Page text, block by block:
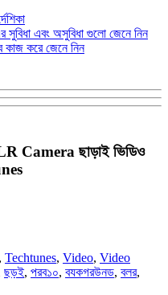
এবং অসুবিধা গুলো জেনে নিন
কাজ করে জেনে নিন
Camera ছাড়াই ভিডিও
, Techtunes, Video, Video
ছড়ই, পরব১০, বযকগরউনড, বলর,